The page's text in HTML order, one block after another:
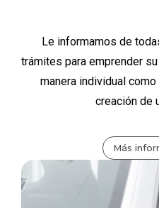
Le informamos de
trámites para emprender
manera individual
creación de
Más